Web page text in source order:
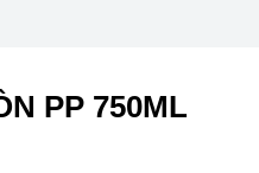
PP 750ML